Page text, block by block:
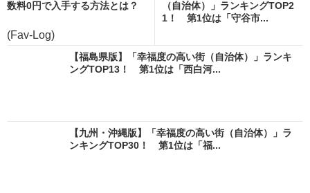
数料0円で入手する方法とは？
(Fav-Log)
（自治体）」ランキングTOP2
1！ 第1位は「守谷市...
【福島県版】「幸福度の高い街（自治体）」ランキ
ングTOP13！ 第1位は「西白河...
【九州・沖縄版】「幸福度の高い街（自治体）」ラ
ンキングTOP30！ 第1位は「福...